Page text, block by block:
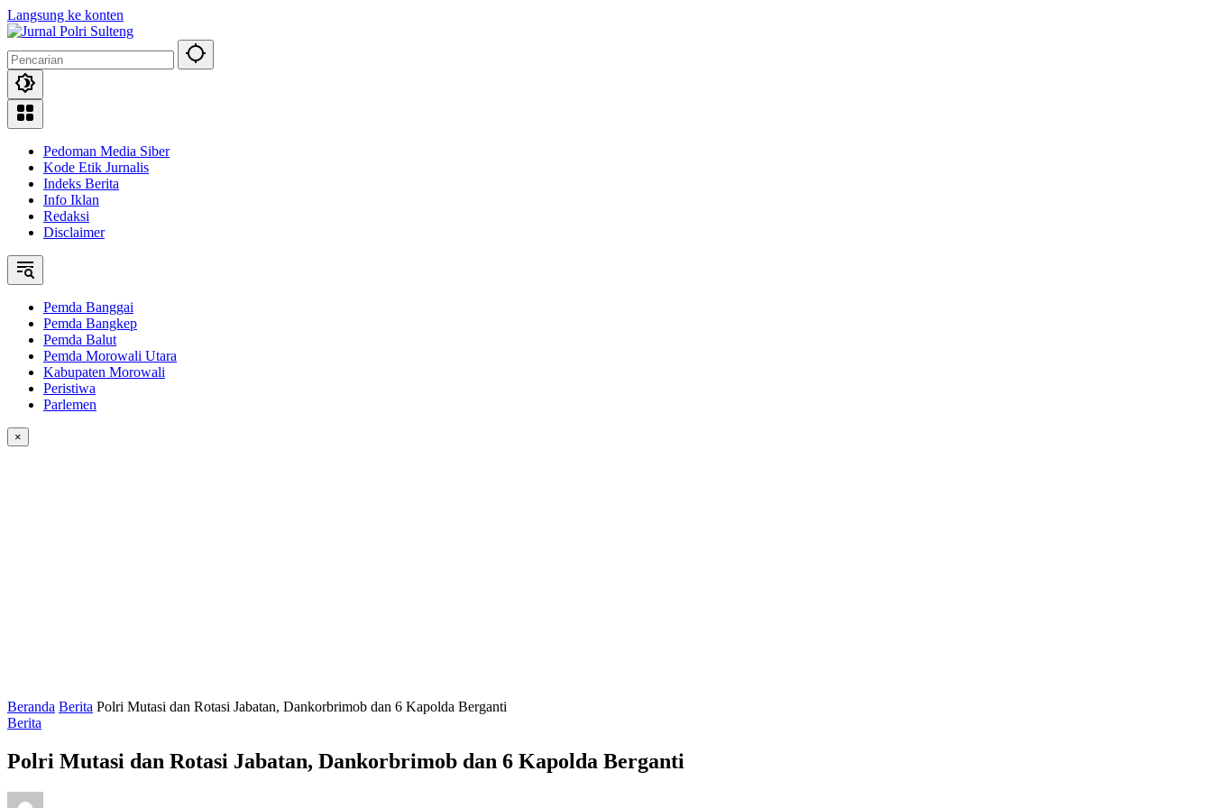
Langsung ke konten
Pedoman Media Siber
Kode Etik Jurnalis
Indeks Berita
Info Iklan
Redaksi
Disclaimer
Pemda Banggai
Pemda Bangkep
Pemda Balut
Pemda Morowali Utara
Kabupaten Morowali
Peristiwa
Parlemen
×
Beranda Berita Polri Mutasi dan Rotasi Jabatan, Dankorbrimob dan 6 Kapolda Berganti
Berita
Polri Mutasi dan Rotasi Jabatan, Dankorbrimob dan 6 Kapolda Berganti